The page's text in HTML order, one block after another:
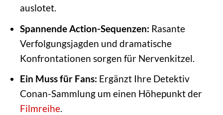
auslotet.
Spannende Action-Sequenzen: Rasante
Verfolgungsjagden und dramatische
Konfrontationen sorgen für Nervenkitzel.
Ein Muss für Fans: Ergänzt Ihre Detektiv
Conan-Sammlung um einen Höhepunkt der
Filmreihe.